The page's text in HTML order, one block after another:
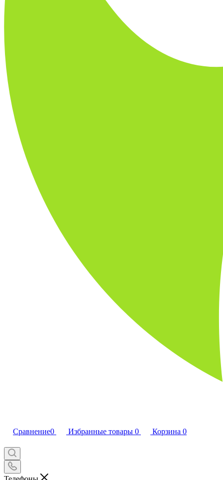
Сравнение0 Избранные товары 0 Корзина 0